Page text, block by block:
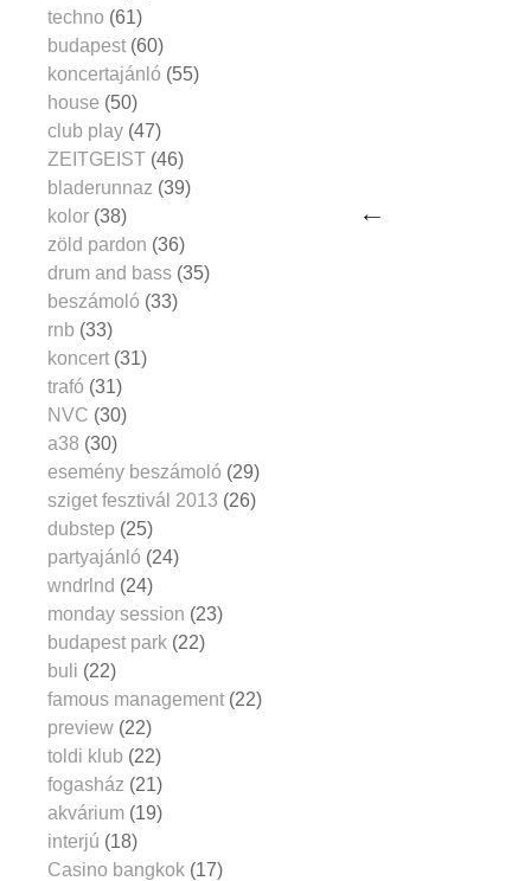
techno (61)
budapest (60)
koncertajánló (55)
house (50)
club play (47)
ZEITGEIST (46)
bladerunnaz (39)
kolor (38)
zöld pardon (36)
drum and bass (35)
beszámoló (33)
rnb (33)
koncert (31)
trafó (31)
NVC (30)
a38 (30)
esemény beszámoló (29)
sziget fesztivál 2013 (26)
dubstep (25)
partyajánló (24)
wndrlnd (24)
monday session (23)
budapest park (22)
buli (22)
famous management (22)
preview (22)
toldi klub (22)
fogasház (21)
akvárium (19)
interjú (18)
Casino bangkok (17)